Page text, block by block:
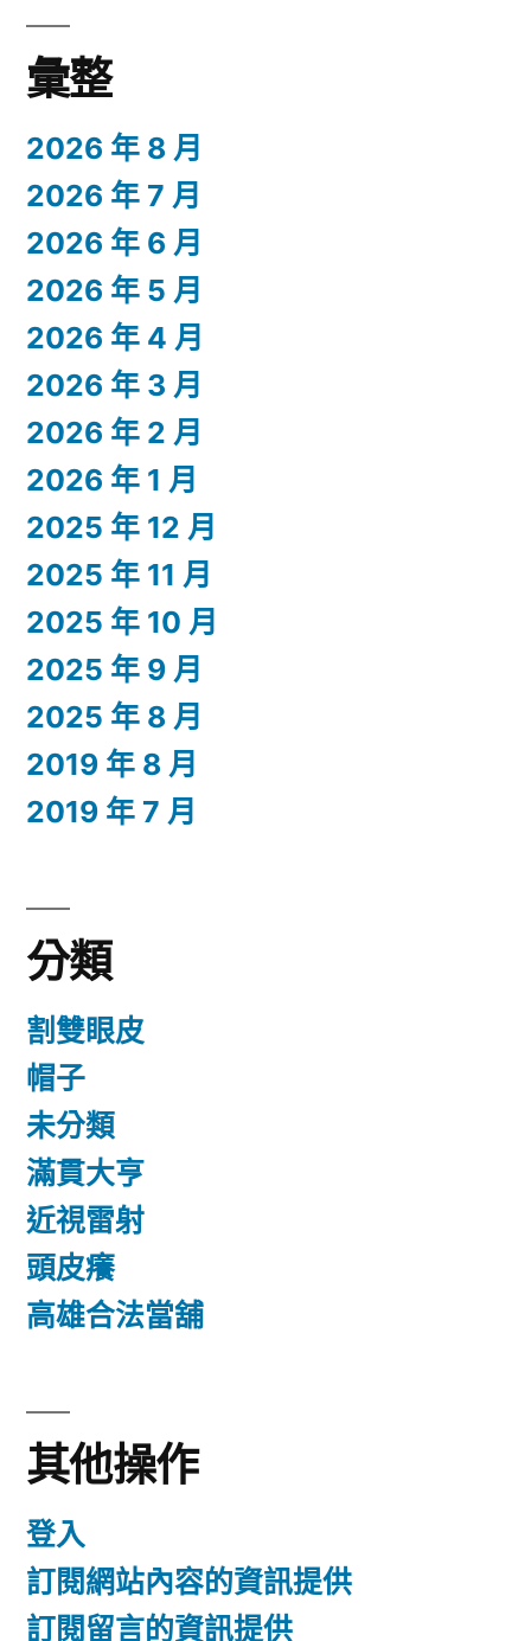
彙整
2026 年 8 月
2026 年 7 月
2026 年 6 月
2026 年 5 月
2026 年 4 月
2026 年 3 月
2026 年 2 月
2026 年 1 月
2025 年 12 月
2025 年 11 月
2025 年 10 月
2025 年 9 月
2025 年 8 月
2019 年 8 月
2019 年 7 月
分類
割雙眼皮
帽子
未分類
滿貫大亨
近視雷射
頭皮癢
高雄合法當舖
其他操作
登入
訂閱網站內容的資訊提供
訂閱留言的資訊提供